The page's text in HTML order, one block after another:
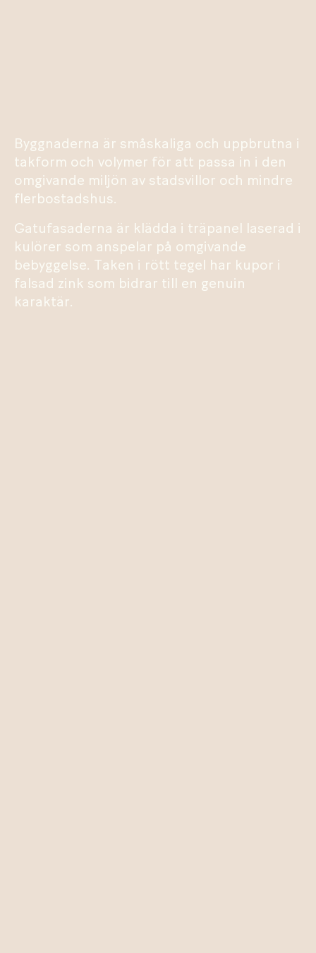
Byggnaderna är småskaliga och uppbrutna i
takform och volymer för att passa in i den
omgivande miljön av stadsvillor och mindre
flerbostadshus.
Gatufasaderna är klädda i träpanel laserad i
kulörer som anspelar på omgivande
bebyggelse. Taken i rött tegel har kupor i
falsad zink som bidrar till en genuin
karaktär.